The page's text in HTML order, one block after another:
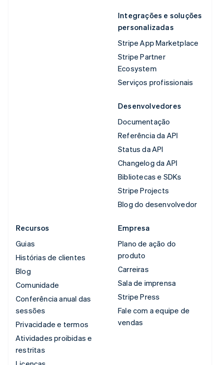
Integrações e soluções
personalizadas
Stripe App Marketplace
Stripe Partner
Ecosystem
Serviços profissionais
Desenvolvedores
Documentação
Referência da API
Status da API
Changelog da API
Bibliotecas e SDKs
Stripe Projects
Blog do desenvolvedor
Recursos
Guias
Histórias de clientes
Blog
Comunidade
Conferência anual das
sessões
Privacidade e termos
Atividades proibidas e
restritas
Empresa
Plano de ação do
produto
Carreiras
Sala de imprensa
Stripe Press
Fale com a equipe de
vendas